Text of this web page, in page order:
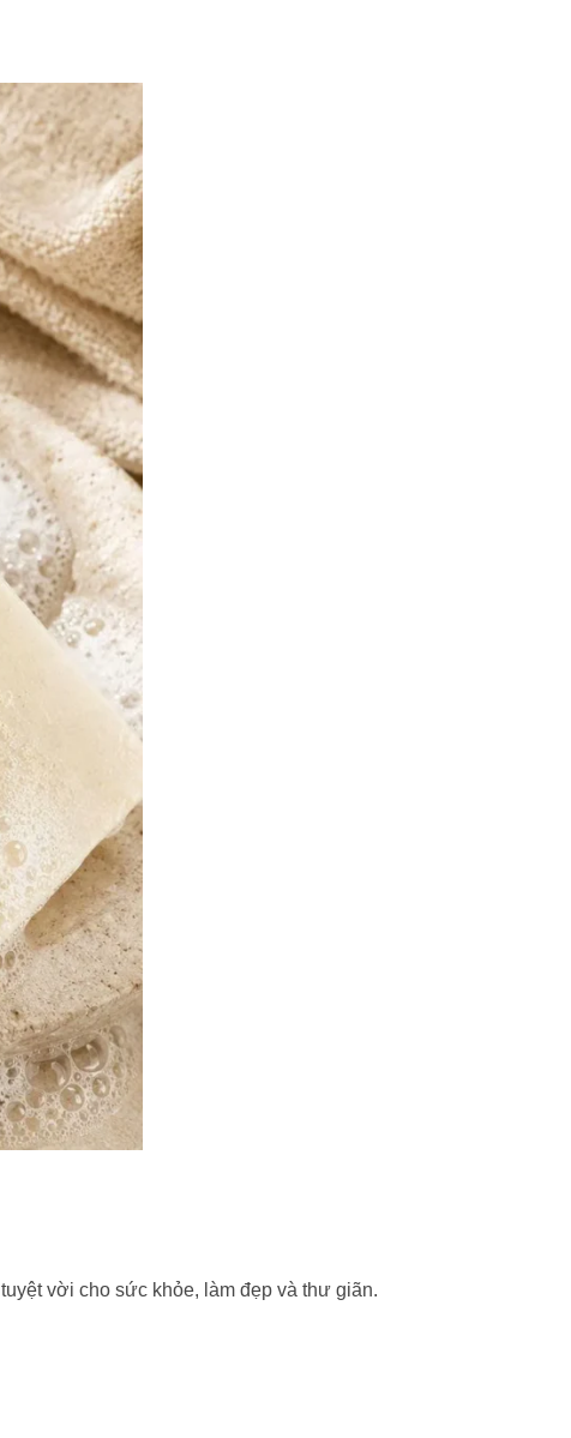
vời cho sức khỏe, làm đẹp và thư giãn.